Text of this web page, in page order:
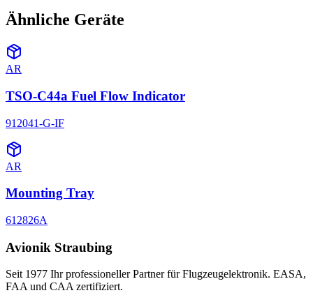
Ähnliche Geräte
AR
TSO-C44a Fuel Flow Indicator
912041-G-IF
AR
Mounting Tray
612826A
Avionik Straubing
Seit 1977 Ihr professioneller Partner für Flugzeugelektronik. EASA,
FAA und CAA zertifiziert.